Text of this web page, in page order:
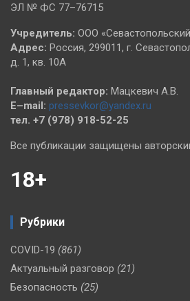
ЭЛ № ФС 77–76715
Учредитель: ООО
Адрес: Россия, 299011, г.
д. 1, кв. 10А
Главный редактор: Мацкевич А.В.
E–mail: pressevkor@yandex.ru
тел. +7 (978) 918-52-25
Все публикации защищены
18+
Рубрики
COVID-19 (861)
Актуальный разговор (21)
Безопасность (25)